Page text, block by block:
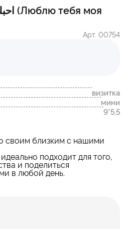
Арт. 00754
визитка
мини
9*5,5
своим близким с нашими
подходит для того,
и поделиться
в любой день.